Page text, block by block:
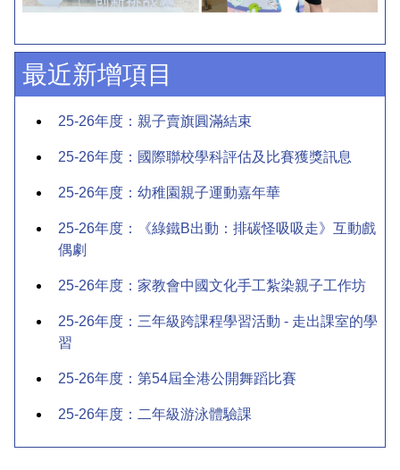
最近新增項目
25-26年度：親子賣旗圓滿結束
25-26年度：國際聯校學科評估及比賽獲獎訊息
25-26年度：幼稚園親子運動嘉年華
25-26年度：《綠鐵B出動：排碳怪吸吸走》互動戲
偶劇
25-26年度：家教會中國文化手工紮染親子工作坊
25-26年度：三年級跨課程學習活動 - 走出課室的學
習
25-26年度：第54屆全港公開舞蹈比賽
25-26年度：二年級游泳體驗課